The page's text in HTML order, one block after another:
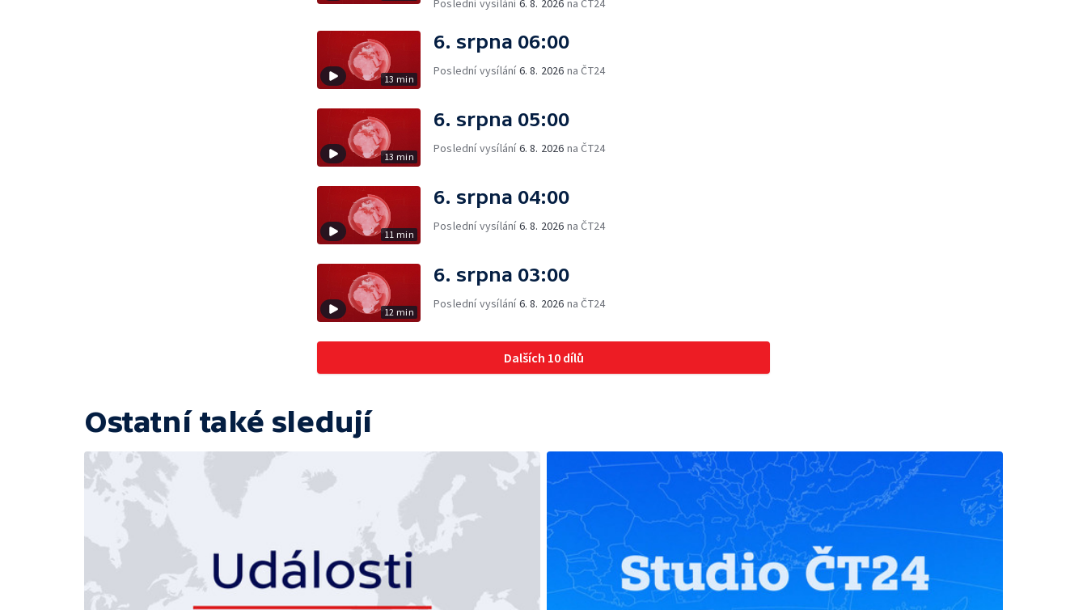
13 min
6. srpna 06:00
Poslední vysílání6. 8. 2026 na ČT24
13 min
6. srpna 05:00
Poslední vysílání6. 8. 2026 na ČT24
11 min
6. srpna 04:00
Poslední vysílání6. 8. 2026 na ČT24
12 min
6. srpna 03:00
Poslední vysílání6. 8. 2026 na ČT24
Dalších 10 dílů
Ostatní také sledují